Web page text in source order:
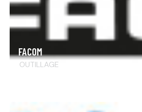
FACOM
OUTILLAGE